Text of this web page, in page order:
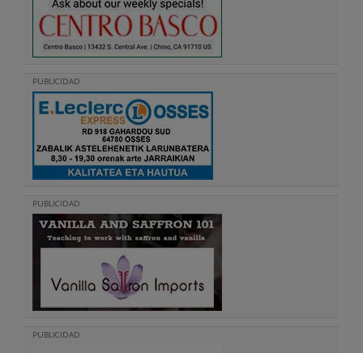
PUBLICIDAD
PUBLICIDAD
PUBLICIDAD